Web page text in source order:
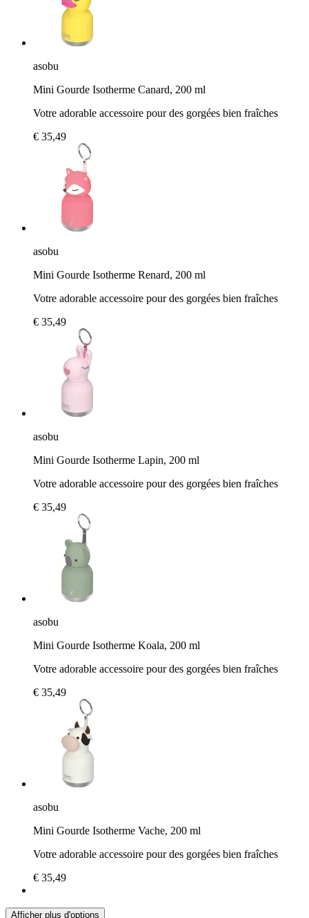
asobu
Mini Gourde Isotherme Canard, 200 ml
Votre adorable accessoire pour des gorgées bien fraîches
€ 35,49
asobu
Mini Gourde Isotherme Renard, 200 ml
Votre adorable accessoire pour des gorgées bien fraîches
€ 35,49
asobu
Mini Gourde Isotherme Lapin, 200 ml
Votre adorable accessoire pour des gorgées bien fraîches
€ 35,49
asobu
Mini Gourde Isotherme Koala, 200 ml
Votre adorable accessoire pour des gorgées bien fraîches
€ 35,49
asobu
Mini Gourde Isotherme Vache, 200 ml
Votre adorable accessoire pour des gorgées bien fraîches
€ 35,49
Afficher plus d'options